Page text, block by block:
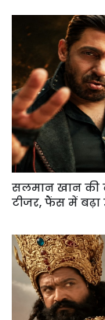
सलमान खान की
टीजर, फैंस में बढ़ा